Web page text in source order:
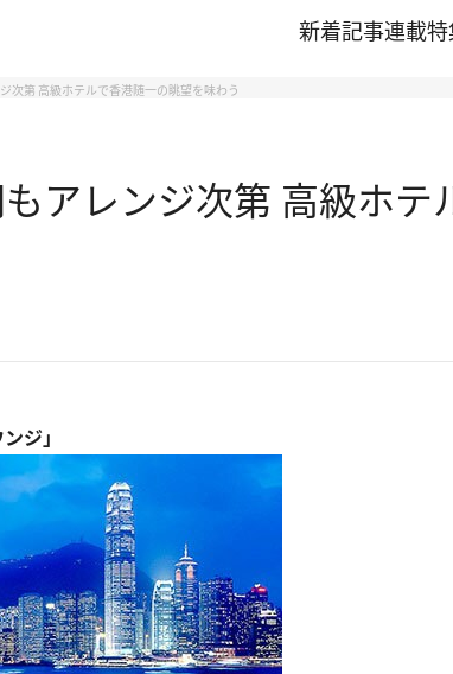
新着記事連載特
次第 高級ホテルで香港随一の眺望を味わう
アレンジ次第 高級ホテ
ジ」